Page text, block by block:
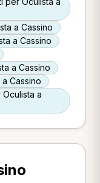
a Cassino
a Cassino
a Cassino
Cassino
a